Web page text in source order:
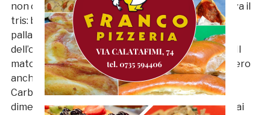
non cambia e al 6’, sempre da calcio d'angolo, arriva il
tris: batti e ribatti con Cinaglia che smanaccia una
palla velenosa che però cade sui piedi
dell’onnipresente Carbonari che c'entra la porta. Il
match è al sicuro per i padroni di casa che avrebbero
anche altre due occasioni per arrotondare con
Carbonari e Anastasi che sbagliano. Giornata da
dimenticare per i bianco azzurri che non hanno mai